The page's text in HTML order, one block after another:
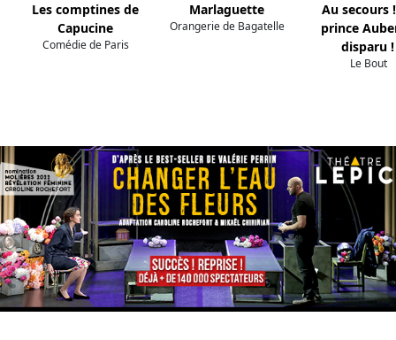
Les comptines de
Capucine
Comédie de Paris
Marlaguette
Orangerie de Bagatelle
Au secours
prince
disparu !
Le Bout